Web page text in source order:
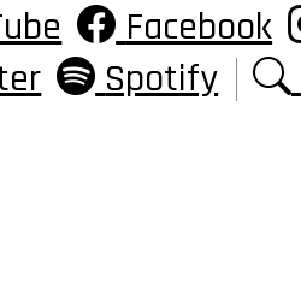
Facebook
Spotify